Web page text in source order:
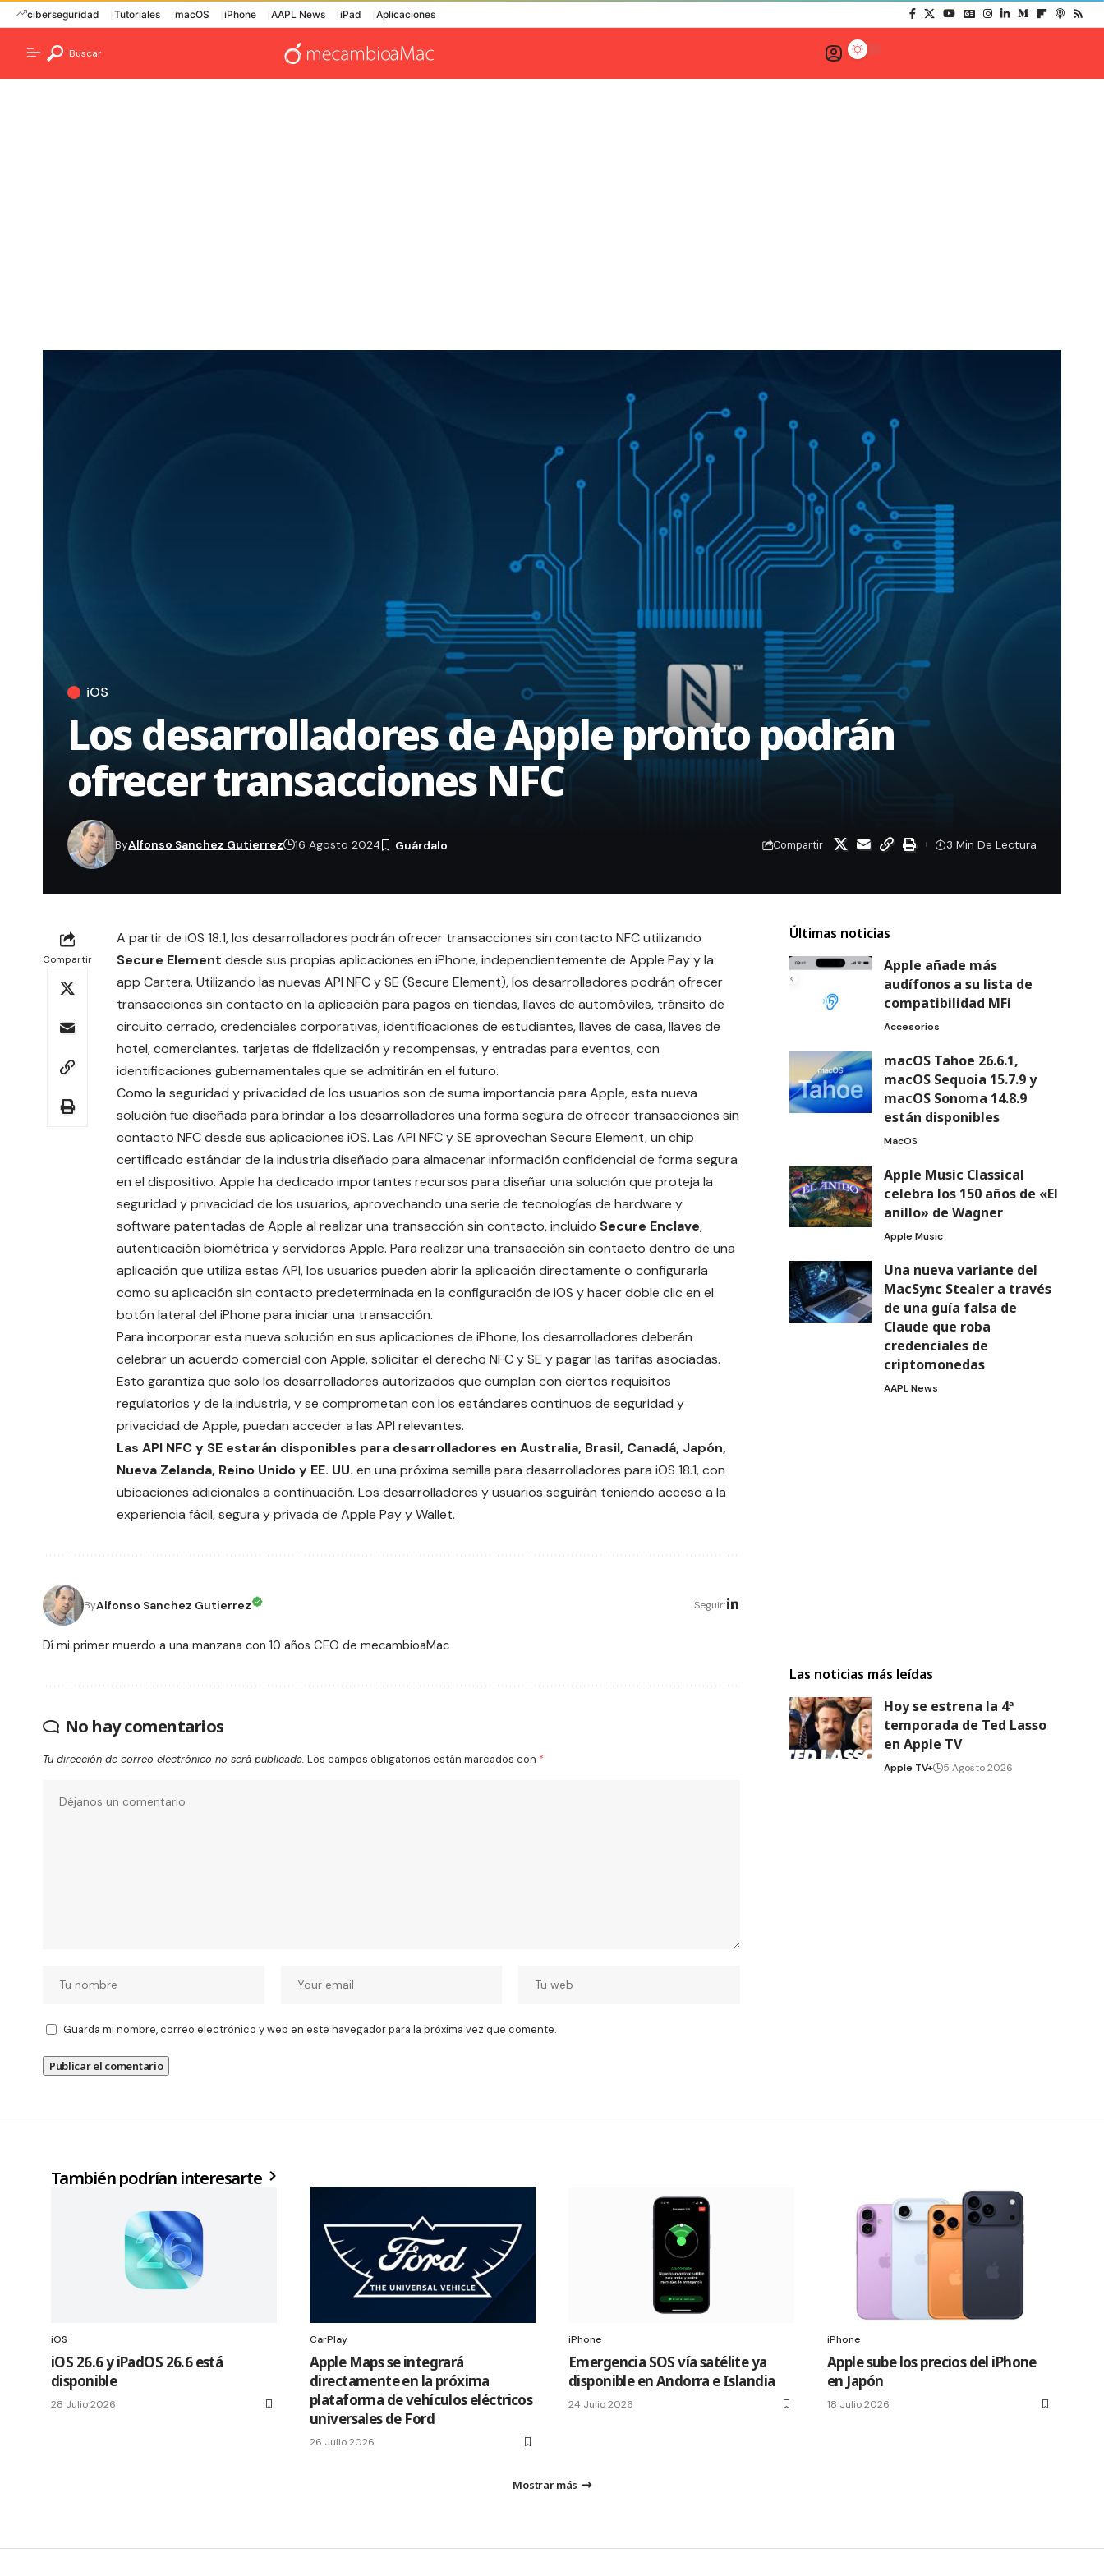
ciberseguridad Tutoriales macOS iPhone AAPL News iPad Aplicaciones
Buscar
iOS
Los desarrolladores de Apple pronto podrán
ofrecer transacciones NFC
ByAlfonso Sanchez Gutierrez 16 Agosto 2024 Compartir 3 Min De Lectura
Compartir
A partir de iOS 18.1, los desarrolladores podrán ofrecer transacciones sin contacto NFC utilizando
Secure Element desde sus propias aplicaciones en iPhone, independientemente de Apple Payy la
app Cartera. Utilizando las nuevas API NFC y SE (Secure Element), los desarrolladores podrán ofrecer
transacciones sin contacto en la aplicación para pagos en tiendas, llaves de automóviles, tránsito de
circuito cerrado, credenciales corporativas, identificaciones de estudiantes, llaves de casa, llaves de
hotel, comerciantes. tarjetas de fidelización y recompensas, y entradas para eventos, con
identificaciones gubernamentales que se admitirán en el futuro.
Como la seguridad y privacidad de los usuarios son de suma importancia para Apple, esta nueva
solución fue diseñada para brindar a los desarrolladores una forma segura de ofrecer transacciones sin
contacto NFC desde sus aplicaciones iOS. Las API NFC y SE aprovechan Secure Element, un chip
certificado estándar de la industria diseñado para almacenar información confidencial de forma segura
en el dispositivo. Apple ha dedicado importantes recursos para diseñar una solución que proteja la
seguridad y privacidad de los usuarios, aprovechando una serie de tecnologías de hardware y
software patentadas de Apple al realizar una transacción sin contacto, incluido Secure Enclave,
autenticación biométrica yservidores Apple. Para realizar una transacción sin contacto dentro de una
aplicación que utiliza estas API, los usuarios pueden abrir la aplicación directamente o configurarla
como su aplicación sin contacto predeterminada en la configuración de iOS y hacer doble clic en el
botón lateral del iPhone para iniciar una transacción.
Para incorporar esta nueva solución en sus aplicaciones de iPhone, los desarrolladores deberán
celebrar un acuerdo comercial con Apple, solicitar el derecho NFC y SE y pagar las tarifas asociadas.
Esto garantiza que solo los desarrolladores autorizados que cumplan con ciertos requisitos
regulatorios y de la industria, y se comprometan con los estándares continuos de seguridad y
privacidad de Apple, puedan acceder a las API relevantes.
Las API NFC y SE estarán disponibles para desarrolladores en Australia, Brasil, Canadá, Japón,
Nueva Zelanda, Reino Unido y EE. UU. en una próxima semilla para desarrolladores para iOS 18.1, con
ubicaciones adicionales a continuación. Los desarrolladores y usuarios seguirán teniendo acceso a la
experiencia fácil, segura y privada de Apple Pay y Wallet.
ByAlfonso Sanchez Gutierrez Seguir:
Dí mi primer muerdo a una manzana con 10 años CEO de mecambioaMac
No hay comentarios
Tu dirección de correo electrónico no será publicada. Los campos obligatorios están marcados con *
Guarda mi nombre, correo electrónico y web en este navegador para la próxima vez que comente.
Últimas noticias
Apple añade más
audífonos a su lista de
compatibilidad MFi
Accesorios
macOS Tahoe 26.6.1,
macOS Sequoia 15.7.9 y
macOS Sonoma 14.8.9
están disponibles
MacOS
Apple Music Classical
celebra los 150 años de «El
anillo» de Wagner
Apple Music
Una nueva variante del
MacSync Stealer a través
de una guía falsa de
Claude que roba
credenciales de
criptomonedas
AAPL News
Las noticias más leídas
Hoy se estrena la 4ª
temporada de Ted Lasso
en Apple TV
Apple TV+ 5 Agosto 2026
También podrían interesarte
iOS
iOS 26.6 y iPadOS 26.6 está
disponible
28 Julio 2026
CarPlay
Apple Maps se integrará
directamente en la próxima
plataforma de vehículos eléctricos
universales de Ford
26 Julio 2026
iPhone
Emergencia SOS vía satélite ya
disponible en Andorra e Islandia
24 Julio 2026
iPhone
Apple sube los precios del iPhone
en Japón
18 Julio 2026
Mostrar más